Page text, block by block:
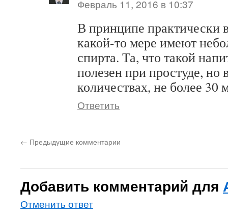
Февраль 11, 2016 в 10:37
В принципе практически
какой-то мере имеют
спирта. Та, что такой
полезен при простуде, но
количествах, не более 30
Ответить
← Предыдущие комментарии
Добавить комментарий для
Отменить ответ